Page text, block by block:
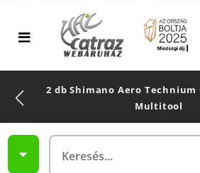
2 db Shimano Aero Technium
Multitool